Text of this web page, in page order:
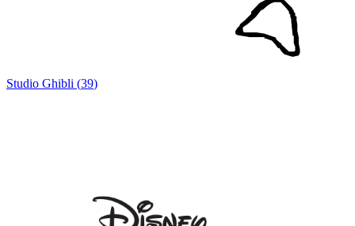
Studio Ghibli (39)